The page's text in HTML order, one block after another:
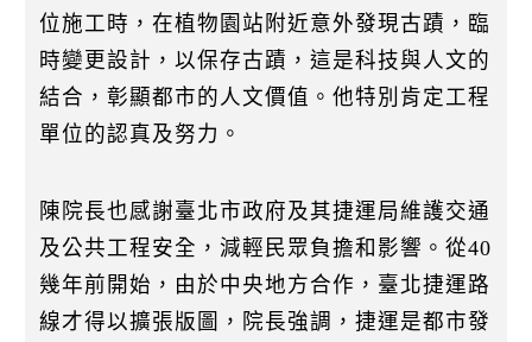
位施工時，在植物園站附近意外發現古蹟，臨
時變更設計，以保存古蹟，這是科技與人文的
結合，彰顯都市的人文價值。他特別肯定工程
單位的認真及努力。
陳院長也感謝臺北市政府及其捷運局維護交通
及公共工程安全，減輕民眾負擔和影響。從40
幾年前開始，由於中央地方合作，臺北捷運路
線才得以擴張版圖，院長強調，捷運是都市發